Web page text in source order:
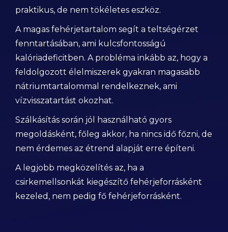
praktikus, de nem tökéletes eszköz.
A magas fehérjetartalom segít a teltségérzet
fenntartásában, ami kulcsfontosságú
kalóriadeficitben. A probléma inkább az, hogy a
feldolgozott élelmiszerek gyakran magasabb
nátriumtartalommal rendelkeznek, ami
vízvisszatartást okozhat.
Szálkásítás során jól használható gyors
megoldásként, főleg akkor, ha nincs idő főzni, de
nem érdemes az étrend alapját erre építeni.
A legjobb megközelítés az, ha a
csirkemellsonkát kiegészítő fehérjeforrásként
kezeled, nem pedig fő fehérjeforrásként.